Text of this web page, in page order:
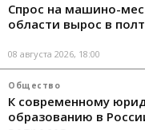
Спрос на машино-
области вырос в
08 августа 2026, 18:00
Общество
К современному
образованию в